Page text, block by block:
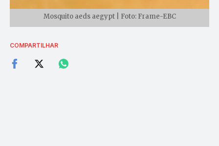
Mosquito aeds aegypt | Foto: Frame-EBC
COMPARTILHAR